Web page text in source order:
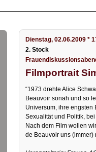
Dienstag, 02.06.2009 *
2. Stock
Filmportrait
“1973 drehte Alice
Beauvoir sonah und so
Universum, ihre engsten
Sexualität und Politik, bei
Nach dem Film wollen
de Beauvoir uns (immer)